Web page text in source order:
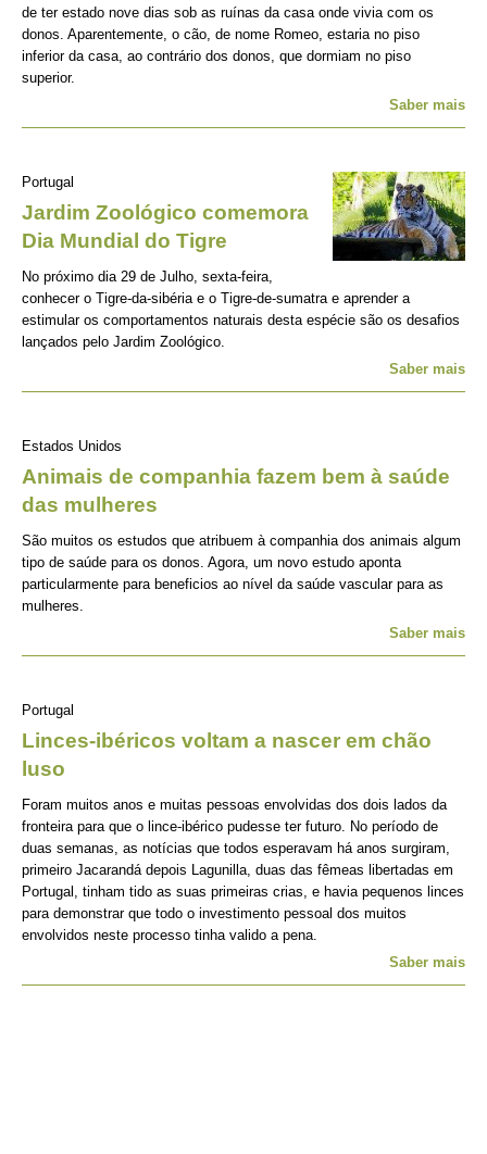
de ter estado nove dias sob as ruínas da casa onde vivia com os
donos. Aparentemente, o cão, de nome Romeo, estaria no piso
inferior da casa, ao contrário dos donos, que dormiam no piso
superior.
Saber mais
Portugal
Jardim Zoológico comemora
Dia Mundial do Tigre
No próximo dia 29 de Julho, sexta-feira,
conhecer o Tigre-da-sibéria e o Tigre-de-sumatra e aprender a
estimular os comportamentos naturais desta espécie são os desafios
lançados pelo Jardim Zoológico.
Saber mais
Estados Unidos
Animais de companhia fazem bem à saúde
das mulheres
São muitos os estudos que atribuem à companhia dos animais algum
tipo de saúde para os donos. Agora, um novo estudo aponta
particularmente para beneficios ao nível da saúde vascular para as
mulheres.
Saber mais
Portugal
Linces-ibéricos voltam a nascer em chão
luso
Foram muitos anos e muitas pessoas envolvidas dos dois lados da
fronteira para que o lince-ibérico pudesse ter futuro. No período de
duas semanas, as notícias que todos esperavam há anos surgiram,
primeiro Jacarandá depois Lagunilla, duas das fêmeas libertadas em
Portugal, tinham tido as suas primeiras crias, e havia pequenos linces
para demonstrar que todo o investimento pessoal dos muitos
envolvidos neste processo tinha valido a pena.
Saber mais